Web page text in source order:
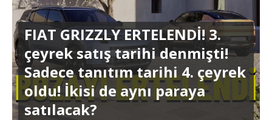
FIAT GRIZZLY ERTELENDİ! 3.
çeyrek satış tarihi denmişti!
Sadece tanıtım tarihi 4. çeyrek
oldu! İkisi de aynı paraya
satılacak?